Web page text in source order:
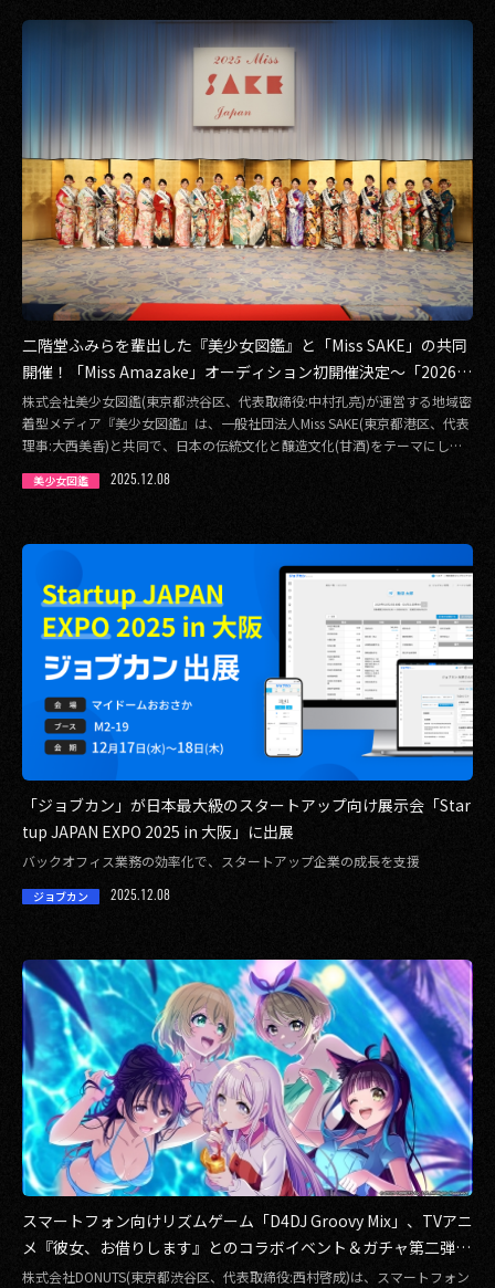
二階堂ふみらを輩出した『美少女図鑑』と「Miss SAKE」の共同
開催！「Miss Amazake」オーディション初開催決定〜「2026 M
iss Amazake」エントリー受付開始〜
株式会社美少女図鑑(東京都渋谷区、代表取締役:中村孔亮)が運営する地域密
着型メディア『美少女図鑑』は、一般社団法人Miss SAKE(東京都港区、代表
理事:大西美香)と共同で、日本の伝統文化と醸造文化(甘酒)をテーマにし
美少女図鑑 2025.12.08
「ジョブカン」が日本最大級のスタートアップ向け展示会「Star
tup JAPAN EXPO 2025 in 大阪」に出展
バックオフィス業務の効率化で、スタートアップ企業の成長を支援
ジョブカン 2025.12.08
スマートフォン向けリズムゲーム「D4DJ Groovy Mix」、TVアニ
メ『彼女、お借りします』とのコラボイベント＆ガチャ第二弾
「DJ、またお借りします」に登場するメンバーイラストを公開！
株式会社DONUTS(東京都渋谷区、代表取締役:西村啓成)は、スマートフォン